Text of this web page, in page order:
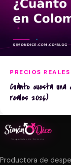
PRECIOS REALES
Cuánto cuesta una
reales 2026)
Productora de